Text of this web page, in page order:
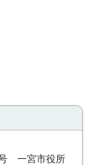
一宮市役所